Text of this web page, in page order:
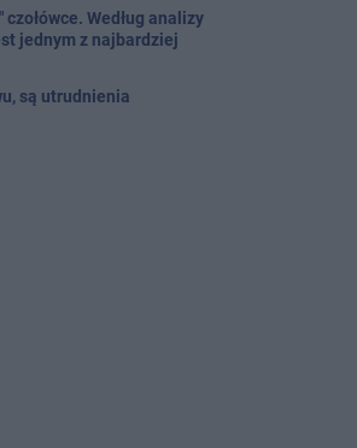
czołówce. Według analizy
jednym z najbardziej
są utrudnienia